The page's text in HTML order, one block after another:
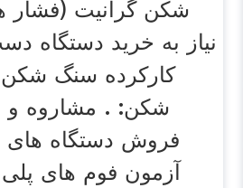
شکن گرانیت (فشار
نیاز به خرید دستگاه
کارکرده سنگ
شکن: . مشاروه و
فروش دستگاه
آزمون فوم های پلی